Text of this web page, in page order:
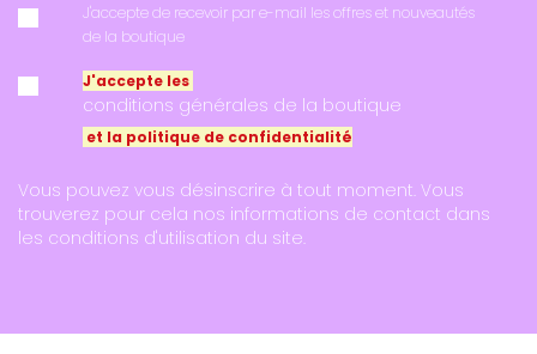
J'accepte de recevoir par e-mail les offres et nouveautés
de la boutique
J'accepte les
conditions générales de la boutique
et la politique de confidentialité
Vous pouvez vous désinscrire à tout moment. Vous
trouverez pour cela nos informations de contact dans
les conditions d'utilisation du site.